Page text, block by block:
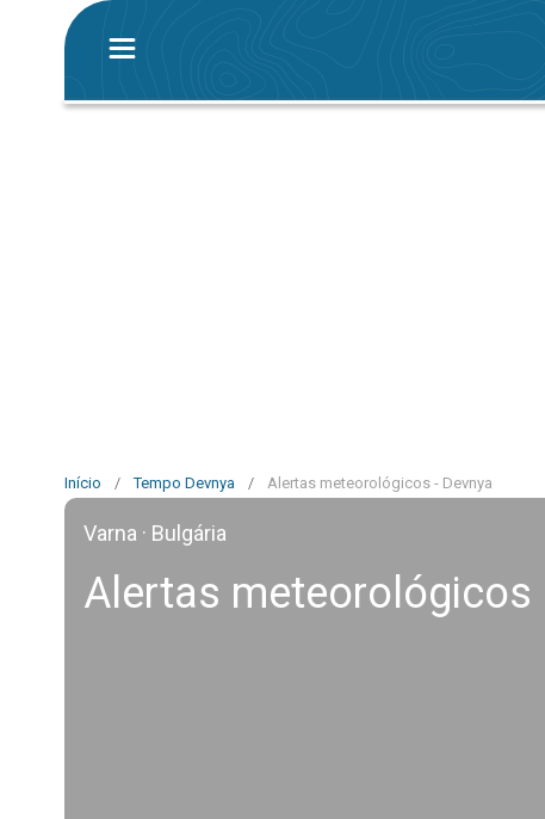
Início / Tempo Devnya / Alertas meteorológicos - Devnya
Varna · Bulgária
Alertas meteorológicos